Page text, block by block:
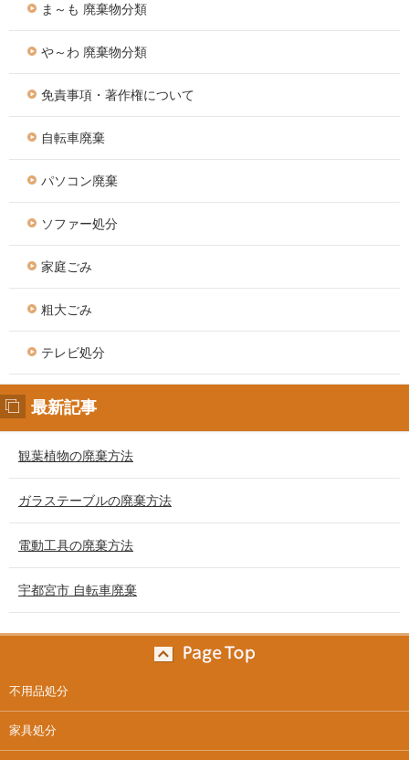
ま～も 廃棄物分類
や～わ 廃棄物分類
免責事項・著作権について
自転車廃棄
パソコン廃棄
ソファー処分
家庭ごみ
粗大ごみ
テレビ処分
最新記事
観葉植物の廃棄方法
ガラステーブルの廃棄方法
電動工具の廃棄方法
宇都宮市 自転車廃棄
不用品処分
家具処分